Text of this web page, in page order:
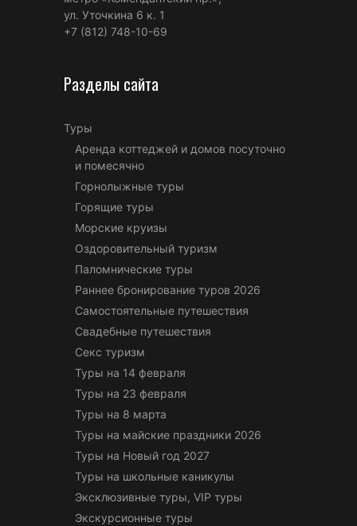
ул. Уточкина 6 к. 1
+7 (812) 748-10-69
Разделы сайта
Туры
Аренда коттеджей и домов посуточно
и помесячно
Горнолыжные туры
Горящие туры
Морские круизы
Оздоровительный туризм
Паломнические туры
Раннее бронирование туров 2026
Самостоятельные путешествия
Свадебные путешествия
Секс туризм
Туры на 14 февраля
Туры на 23 февраля
Туры на 8 марта
Туры на майские праздники 2026
Туры на Новый год 2027
Туры на школьные каникулы
Эксклюзивные туры, VIP туры
Экскурсионные туры